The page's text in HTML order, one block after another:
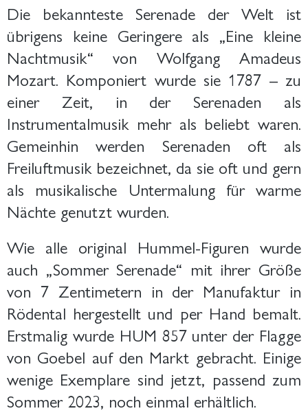
Die bekannteste Serenade der Welt ist
übrigens keine Geringere als „Eine kleine
Nachtmusik“ von Wolfgang Amadeus
Mozart. Komponiert wurde sie 1787 – zu
einer Zeit, in der Serenaden als
Instrumentalmusik mehr als beliebt waren.
Gemeinhin werden Serenaden oft als
Freiluftmusik bezeichnet, da sie oft und gern
als musikalische Untermalung für warme
Nächte genutzt wurden.
Wie alle original Hummel-Figuren wurde
auch „Sommer Serenade“ mit ihrer Größe
von 7 Zentimetern in der Manufaktur in
Rödental hergestellt und per Hand bemalt.
Erstmalig wurde HUM 857 unter der Flagge
von Goebel auf den Markt gebracht. Einige
wenige Exemplare sind jetzt, passend zum
Sommer 2023, noch einmal erhältlich.